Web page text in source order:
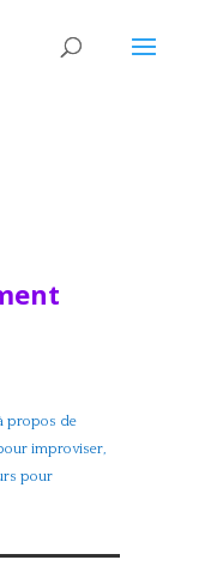
propos de
improviser,
pour